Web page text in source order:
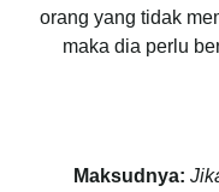
orang yang tidak
maka dia perlu
Maksudnya: